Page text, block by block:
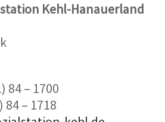
Kehl-Hanauerland
84 – 1700
84 – 1718